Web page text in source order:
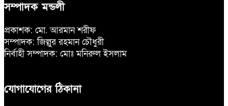
সম্পাদক মন্ডলী
প্রকাশক: মো. আরমান শরীফ
সম্পাদক: জিল্লুর রহমান চৌধুরী
নির্বাহী সম্পাদক: মোঃ মনিরুল ইসলাম
যোগাযোগের ঠিকানা